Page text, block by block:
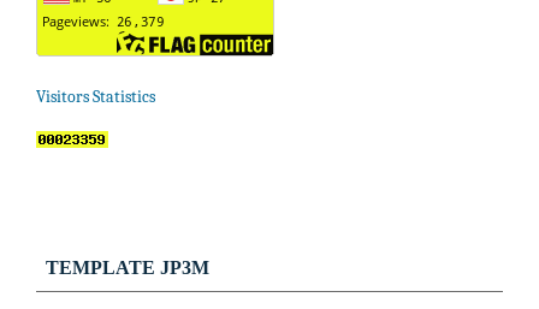
Visitors Statistics
TEMPLATE JP3M